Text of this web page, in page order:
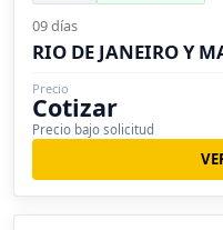
09 días
RIO DE JANEIRO Y
Precio
Cotizar
Precio bajo solicitud